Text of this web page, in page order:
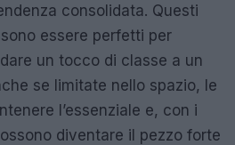
consolidata. Questi
essere perfetti per
un tocco di classe a un
se limitate nello spazio, le
l’essenziale e, con i
diventare il pezzo forte